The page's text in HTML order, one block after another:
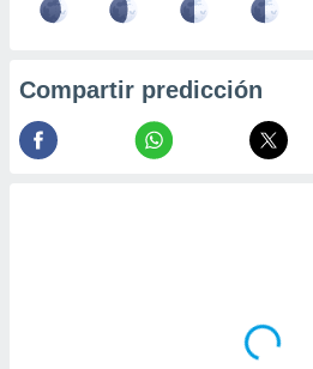
Compartir predicción